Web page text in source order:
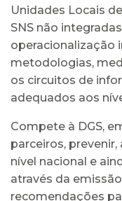
Unidades Locais
SNS não
operacionalização
metodologias,
os circuitos de
adequados aos
Compete à DGS,
parceiros,
nível nacional e
através da
recomendações